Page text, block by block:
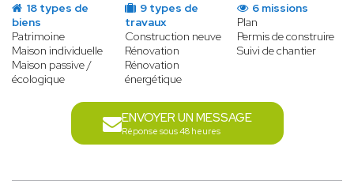
18 types de
biens
Patrimoine
Maison individuelle
Maison passive /
écologique
9 types de
travaux
Construction neuve
Rénovation
Rénovation
énergétique
6 missions
Plan
Permis de construire
Suivi de chantier
ENVOYER UN MESSAGE
Réponse sous 48 heures